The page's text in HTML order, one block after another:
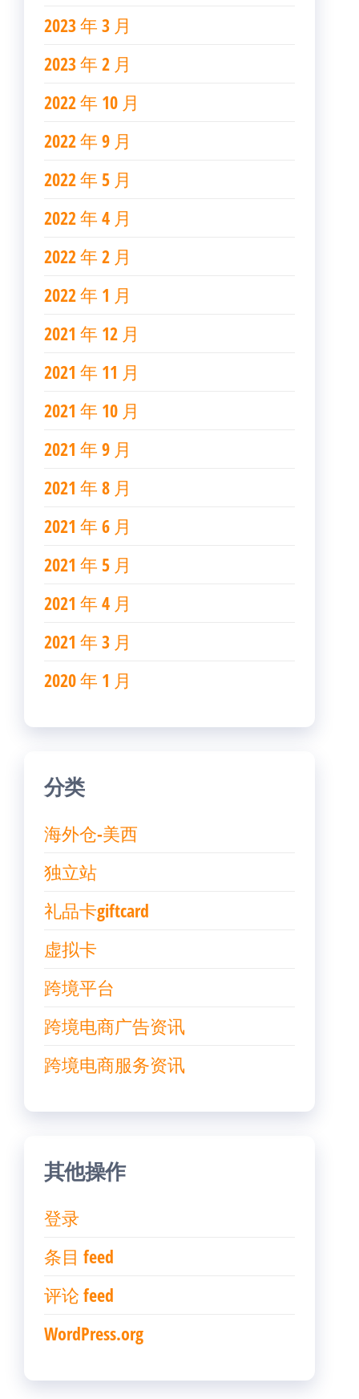
2023 年 3 月
2023 年 2 月
2022 年 10 月
2022 年 9 月
2022 年 5 月
2022 年 4 月
2022 年 2 月
2022 年 1 月
2021 年 12 月
2021 年 11 月
2021 年 10 月
2021 年 9 月
2021 年 8 月
2021 年 6 月
2021 年 5 月
2021 年 4 月
2021 年 3 月
2020 年 1 月
分类
海外仓-美西
独立站
礼品卡giftcard
虚拟卡
跨境平台
跨境电商广告资讯
跨境电商服务资讯
其他操作
登录
条目 feed
评论 feed
WordPress.org